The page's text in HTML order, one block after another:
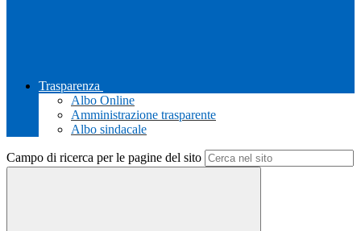
Trasparenza
Albo Online
Amministrazione trasparente
Albo sindacale
Campo di ricerca per le pagine del sito